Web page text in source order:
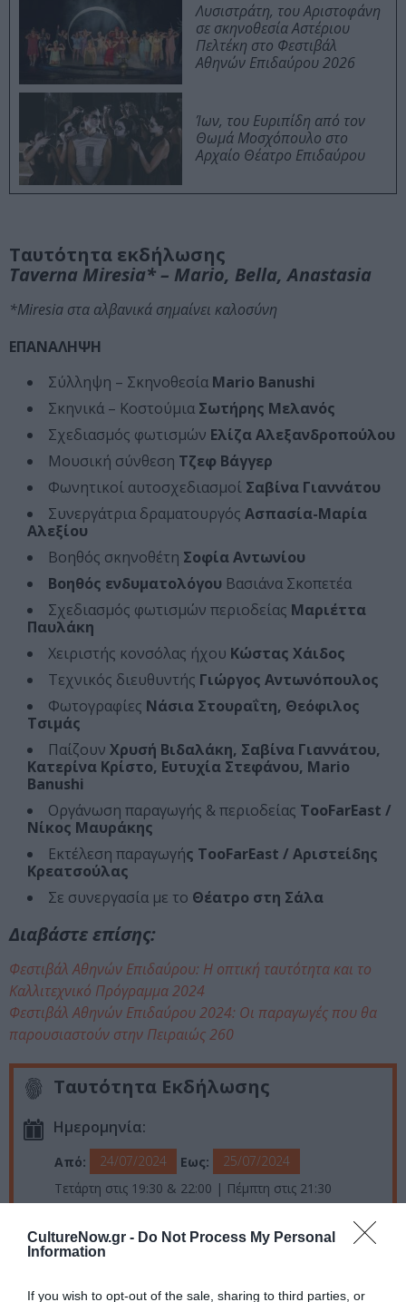
CultureNow.gr - Do Not Process My Personal
Information
If you wish to opt-out of the sale, sharing to third parties, or
Λυσιστράτη, του Αριστοφάνη
σε σκηνοθεσία Αστέριου
Πελτέκη στο Φεστιβάλ
Αθηνών Επιδαύρου 2026
Ίων, του Ευριπίδη από τον
Θωμά Μοσχόπουλο στο
Αρχαίο Θέατρο Επιδαύρου
Ταυτότητα εκδήλωσης
Taverna Miresia* – Mario, Bella, Anastasia
*Miresia στα αλβανικά σημαίνει καλοσύνη
ΕΠΑΝΑΛΗΨΗ
Σύλληψη – Σκηνοθεσία Μario Βanushi
Σκηνικά – Κοστούμια Σωτήρης Μελανός
Σχεδιασμός φωτισμών Ελίζα Αλεξανδροπούλου
Μουσική σύνθεση Τζεφ Βάγγερ
Φωνητικοί αυτοσχεδιασμοί Σαβίνα Γιαννάτου
Συνεργάτρια δραματουργός Ασπασία-Μαρία
Αλεξίου
Βοηθός σκηνοθέτη Σοφία Αντωνίου
Βοηθός ενδυματολόγου Βασιάνα Σκοπετέα
Σχεδιασμός φωτισμών περιοδείας Μαριέττα
Παυλάκη
Χειριστής κονσόλας ήχου Κώστας Χάιδος
Τεχνικός διευθυντής Γιώργος Αντωνόπουλος
Φωτογραφίες Νάσια Στουραΐτη, Θεόφιλος
Τσιμάς
Παίζουν Χρυσή Βιδαλάκη, Σαβίνα Γιαννάτου,
Κατερίνα Κρίστο, Ευτυχία Στεφάνου, Mario
Banushi
Οργάνωση παραγωγής & περιοδείας TooFarEast /
Νίκος Μαυράκης
Εκτέλεση παραγωγής TooFarEast / Αριστείδης
Κρεατσούλας
Σε συνεργασία με το Θέατρο στη Σάλα
Διαβάστε επίσης:
Φεστιβάλ Αθηνών Επιδαύρου: Η οπτική ταυτότητα και το
Καλλιτεχνικό Πρόγραμμα 2024
Φεστιβάλ Αθηνών Επιδαύρου 2024: Οι παραγωγές που θα
παρουσιαστούν στην Πειραιώς 260
Ταυτότητα Εκδήλωσης
Ημερομηνία:
Από: 24/07/2024 Εως:
25/07/2024
Τετάρτη στις 19:30 & 22:00 | Πέμπτη στις 21:30
Πειραιώς 260 - Χώρος Η, Ταύρος
Πειραιώς 260